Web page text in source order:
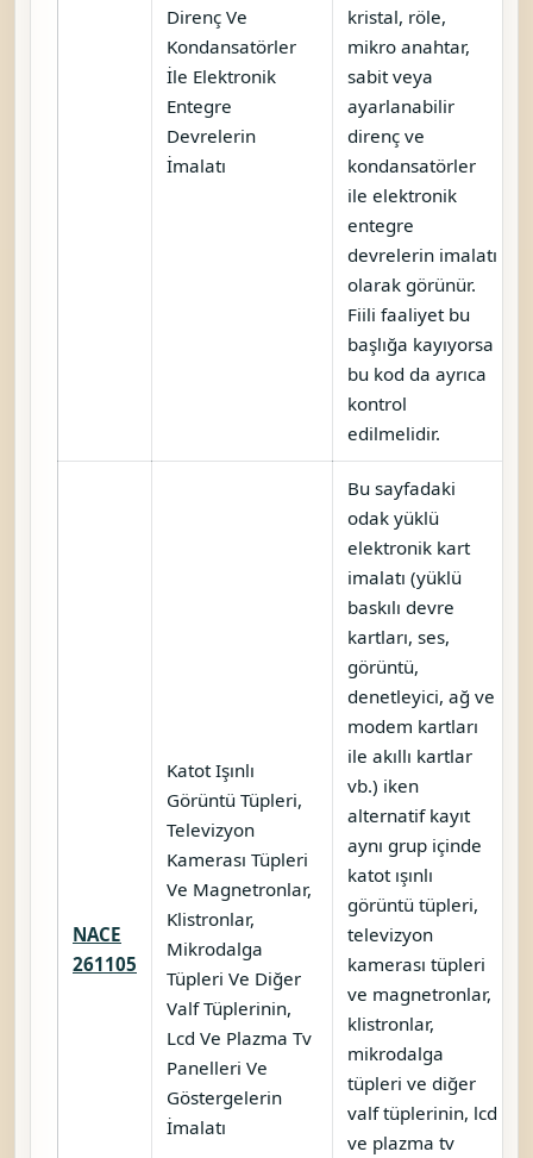
Direnç Ve
Kondansatörler
İle Elektronik
Entegre
Devrelerin
İmalatı
kristal, röle,
mikro anahtar,
sabit veya
ayarlanabilir
direnç ve
kondansatörler
ile elektronik
entegre
devrelerin imalatı
olarak görünür.
Fiili faaliyet bu
başlığa kayıyorsa
bu kod da ayrıca
kontrol
edilmelidir.
NACE
261105
Katot Işınlı
Görüntü Tüpleri,
Televizyon
Kamerası Tüpleri
Ve Magnetronlar,
Klistronlar,
Mikrodalga
Tüpleri Ve Diğer
Valf Tüplerinin,
Lcd Ve Plazma Tv
Panelleri Ve
Göstergelerin
İmalatı
Bu sayfadaki
odak yüklü
elektronik kart
imalatı (yüklü
baskılı devre
kartları, ses,
görüntü,
denetleyici, ağ ve
modem kartları
ile akıllı kartlar
vb.) iken
alternatif kayıt
aynı grup içinde
katot ışınlı
görüntü tüpleri,
televizyon
kamerası tüpleri
ve magnetronlar,
klistronlar,
mikrodalga
tüpleri ve diğer
valf tüplerinin, lcd
ve plazma tv